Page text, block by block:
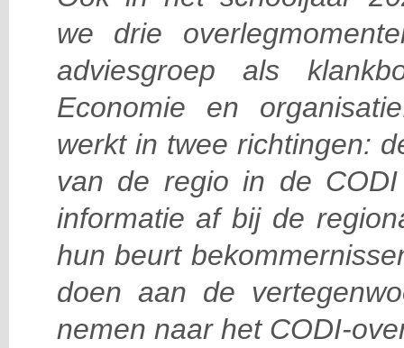
we drie
adviesgroep als
Economie en
werkt in twee richtingen:
van de regio in de
informatie af bij de
hun beurt
doen aan de
nemen naar het CODI-